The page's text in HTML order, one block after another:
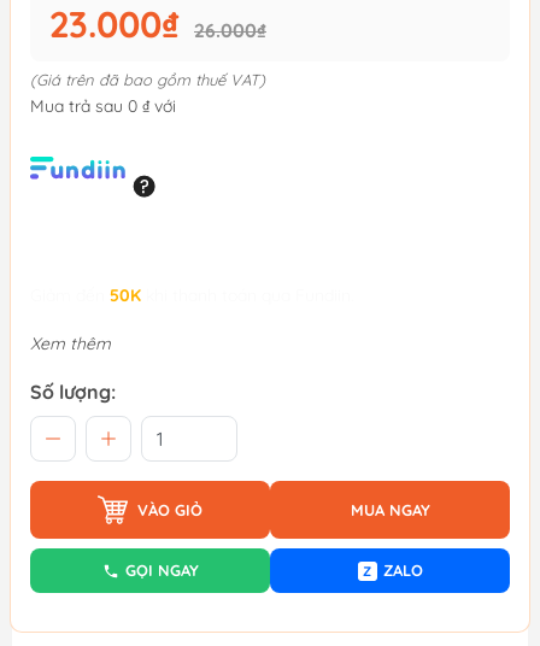
23.000₫ 26.000₫
(Giá trên đã bao gồm thuế VAT)
Mua trả sau 0 ₫ với
50K
Xem thêm
Số lượng:
VÀO GIỎ MUA NGAY
GỌI NGAY Z ZALO